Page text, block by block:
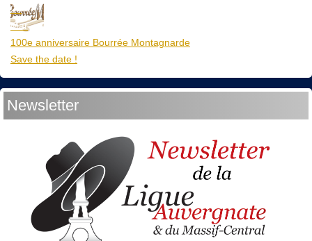
20
Mar
100e anniversaire Bourrée Montagnarde
Save the date !
Newsletter